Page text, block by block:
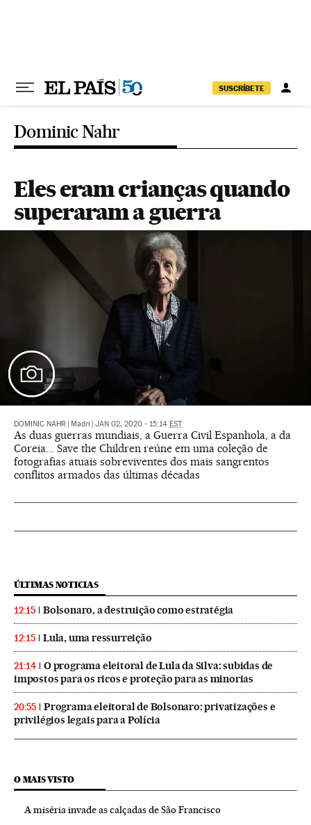
SUSCRÍBETE
Dominic Nahr
Eles eram crianças quando
superaram a guerra
DOMINIC NAHR Madri JAN 02, 2020 - 15:14 EST
As duas guerras mundiais, a Guerra Civil Espanhola, a da
Coreia... Save the Children reúne em uma coleção de
fotografias atuais sobreviventes dos mais sangrentos
conflitos armados das últimas décadas
ÚLTIMAS NOTICIAS
12:15 Bolsonaro, a destruição como estratégia
12:15 Lula, uma ressurreição
21:14
O programa eleitoral de Lula da Silva: subidas de
impostos para os ricos e proteção para as minorias
20:55
Programa eleitoral de Bolsonaro: privatizações e
privilégios legais para a Polícia
O MAIS VISTO
A miséria invade as calçadas de São Francisco